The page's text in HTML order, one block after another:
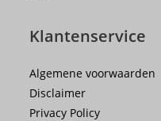
Klantenservice
Algemene voorwaarden
Disclaimer
Privacy Policy